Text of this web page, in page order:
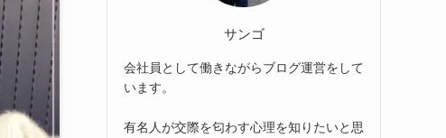
サンゴ
会社員として働きながらブログ運営をして
います。
有名人が交際を匂わす心理を知りたいと思